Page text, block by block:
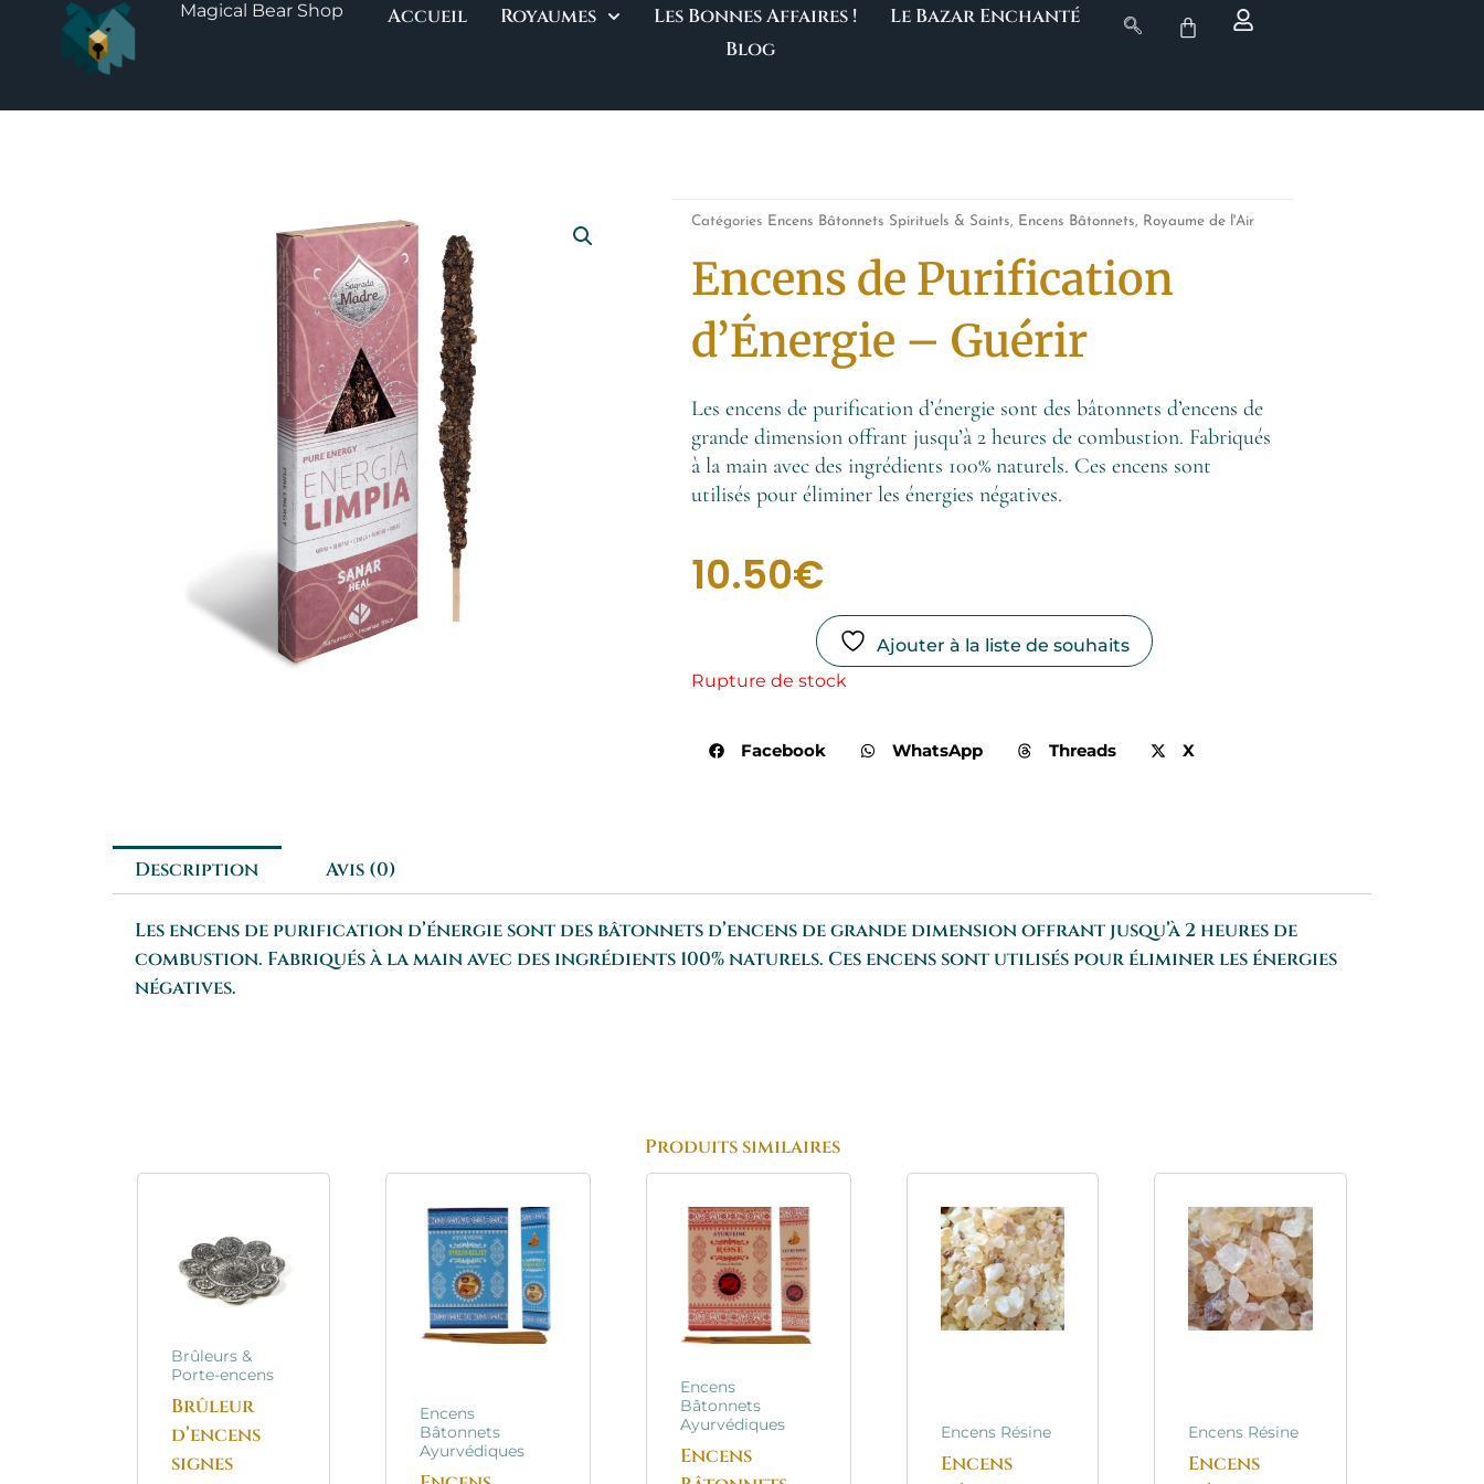
Magical Bear Shop Accueil Royaumes Les Bonnes Affaires !
Le Bazar Enchanté
Blog
Catégories Encens Bâtonnets Spirituels & Saints, Encens Bâtonnets, Royaume de l'Air
Encens de Purification
d’Énergie – Guérir
Les encens de purification d’énergie sont des bâtonnets d’encens de
grande dimension offrant jusqu’à 2 heures de combustion. Fabriqués
à la main avec des ingrédients 100% naturels. Ces encens sont
utilisés pour éliminer les énergies négatives.
10.50€
Ajouter à la liste de souhaits
Rupture de stock
Facebook WhatsApp Threads X
Description Avis (0)
Les encens de purification d’énergie sont des bâtonnets d’encens de grande dimension offrant jusqu’à 2 heures de
combustion. Fabriqués à la main avec des ingrédients 100% naturels. Ces encens sont utilisés pour éliminer les énergies
négatives.
Produits similaires
Brûleurs &
Porte-encens
Brûleur
d’encens
signes
Encens
Bâtonnets
Ayurvédiques
Encens
Bâtonnets
Ayurvédiques
Encens
Encens Résine
Encens
Encens Résine
Encens